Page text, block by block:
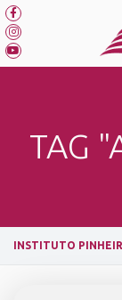
Skip
to
content
TAG
INSTITUTO